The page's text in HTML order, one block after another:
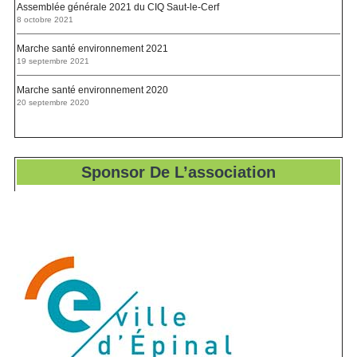
Assemblée générale 2021 du CIQ Saut-le-Cerf
8 octobre 2021
Marche santé environnement 2021
19 septembre 2021
Marche santé environnement 2020
20 septembre 2020
Sponsor De L’association